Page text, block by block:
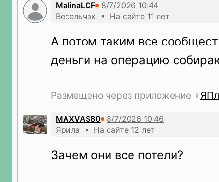
MalinaLCF
Весельчак • На сайте 11 лет
А потом таким все
деньги на операцию
Размещено через приложение
MAXVAS80
Ярила • На сайте 12 лет
Зачем они все потели?